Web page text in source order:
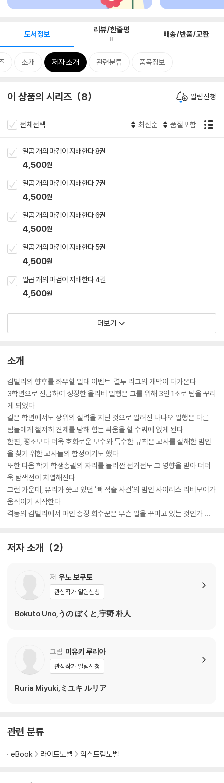
도서정보 리뷰/한줄평
8 배송/반품/교환
소개 저자 소개 관련분류 품목정보
이 상품의 시리즈 8 알림신청
전체선택 최신순 품절포함
일곱 개의 마검이 지배한다 8권
4,500원
일곱 개의 마검이 지배한다 7권
4,500원
일곱 개의 마검이 지배한다 6권
4,500원
일곱 개의 마검이 지배한다 5권
4,500원
일곱 개의 마검이 지배한다 4권
4,500원
더보기
소개
킴벌리의 향후를 좌우할 일대 이벤트. 결투 리그의 개막이 다가온다.
3학년으로 진급하여 성장한 올리버 일행은 그를 위해 3인 1조로 팀을 꾸리
게 되었다.
같은 학년에서도 상위의 실력을 지닌 것으로 알려진 나나오 일행은 다른
팀들에게 철저히 견제를 당해 힘든 싸움을 할 수밖에 없게 된다.
한편, 평소보다 더욱 호화로운 보수와 특수한 규칙은 교사를 살해한 범인
을 찾기 위한 교사들의 함정이기도 했다.
또한 다음 학기 학생총괄의 자리를 둘러싼 선거전도 그 영향을 받아 더더
욱 탐색전이 치열해진다.
그런 가운데, 유리가 쫓고 있던 '뼈 적출 사건'의 범인 사이러스 리버모어가
움직이기 시작한다.
격동의 킴벌리에서 마인 송장 회수꾼은 무슨 일을 꾸미고 있는 것인가 ….
저자 소개 2
저 우노 보쿠토
관심작가 알림신청
Bokuto Uno,うの ぼくと,宇野 朴人
그림 미유키 루리아
관심작가 알림신청
Ruria Miyuki,ミユキ ルリア
관련 분류
eBook 라이트노벨 익스트림노벨